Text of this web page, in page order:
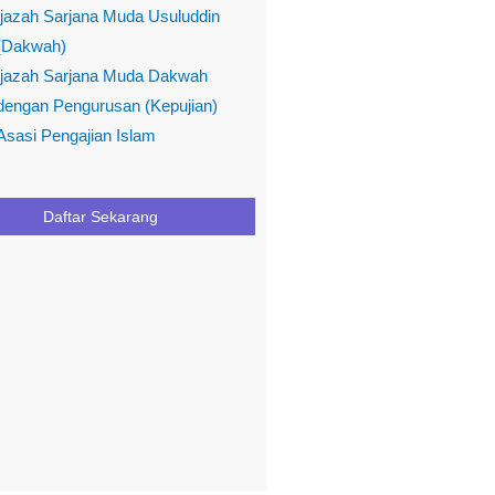
Sarjana Muda Usuluddin
Sarjana Muda Dakwah
Pengurusan (Kepujian)
Pengajian Islam
Daftar Sekarang